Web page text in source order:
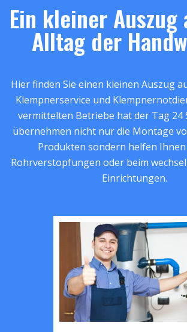
Ein kleiner Auszug
Alltag der
Hier finden Sie einen kleinen Auszug
Klempnerservice und
vermittelten Betriebe hat der Tag 24
übernehmen nicht nur die Montage
Produkten sondern helfen
Rohrverstopfungen oder beim
Einrichtungen.